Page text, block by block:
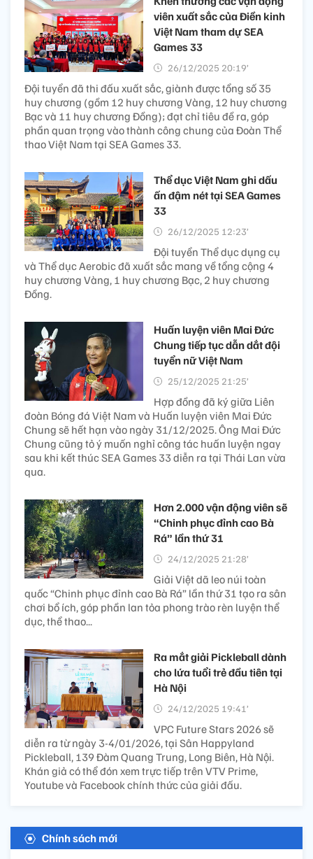
viên xuất sắc của Điền kinh
Việt Nam tham dự SEA
Games 33
26/12/2025 20:19’
Đội tuyển đã thi đấu xuất sắc, giành được tổng số 35
huy chương (gồm 12 huy chương Vàng, 12 huy chương
Bạc và 11 huy chương Đồng); đạt chỉ tiêu đề ra, góp
phần quan trọng vào thành công chung của Đoàn Thể
thao Việt Nam tại SEA Games 33.
Thể dục Việt Nam ghi dấu
ấn đậm nét tại SEA Games
33
26/12/2025 12:23’
Đội tuyển Thể dục dụng cụ
và Thể dục Aerobic đã xuất sắc mang về tổng cộng 4
huy chương Vàng, 1 huy chương Bạc, 2 huy chương
Đồng.
Huấn luyện viên Mai Đức
Chung tiếp tục dẫn dắt đội
tuyển nữ Việt Nam
25/12/2025 21:25’
Hợp đồng đã ký giữa Liên
đoàn Bóng đá Việt Nam và Huấn luyện viên Mai Đức
Chung sẽ hết hạn vào ngày 31/12/2025. Ông Mai Đức
Chung cũng tỏ ý muốn nghỉ công tác huấn luyện ngay
sau khi kết thúc SEA Games 33 diễn ra tại Thái Lan vừa
qua.
Hơn 2.000 vận động viên sẽ
“Chinh phục đỉnh cao Bà
Rá” lần thứ 31
24/12/2025 21:28’
Giải Việt dã leo núi toàn
quốc “Chinh phục đỉnh cao Bà Rá” lần thứ 31 tạo ra sân
chơi bổ ích, góp phần lan tỏa phong trào rèn luyện thể
dục, thể thao...
Ra mắt giải Pickleball dành
cho lứa tuổi trẻ đầu tiên tại
Hà Nội
24/12/2025 19:41’
VPC Future Stars 2026 sẽ
diễn ra từ ngày 3-4/01/2026, tại Sân Happyland
Pickleball, 139 Đàm Quang Trung, Long Biên, Hà Nội.
Khán giả có thể đón xem trực tiếp trên VTV Prime,
Youtube và Facebook chính thức của giải đấu.
Chính sách mới